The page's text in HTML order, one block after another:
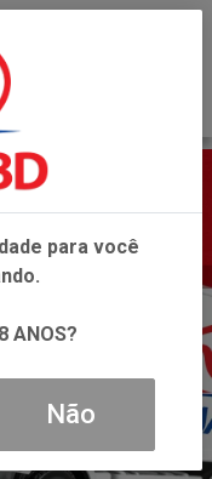
para você
ANOS?
Não